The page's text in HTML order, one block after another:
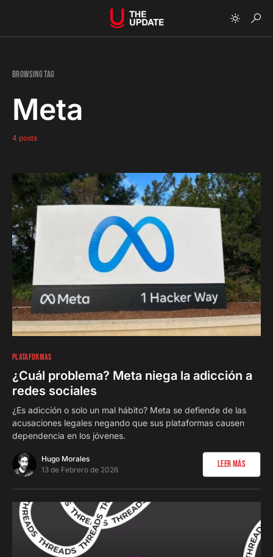
Browsing Tag
Meta
4 posts
PLATAFORMAS
¿Cuál problema? Meta niega la adicción a
redes sociales
¿Es adicción o solo un mal hábito? Meta se defiende de las
acusaciones legales negando que sus plataformas causen
dependencia en los jóvenes.
Hugo Morales
13 de Febrero de 2026
Leer Más